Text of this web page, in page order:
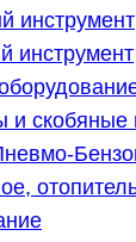
инструмент
инструмент
и скобяные